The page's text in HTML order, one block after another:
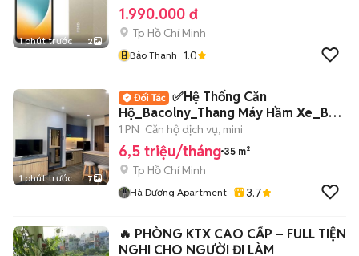
1 phút trước 2
1.990.000 đ
Tp Hồ Chí Minh
BBảo Thanh 1.0
1 phút trước 7
✅Hệ Thống Căn
Hộ_Bacolny_Thang Máy Hầm Xe_Bảo
Vệ_Chu Văn An Bình Thạnh
1 PN Căn hộ dịch vụ, mini
6,5 triệu/tháng 35 m²
Tp Hồ Chí Minh
Hà Dương Apartment 3.7
🔥 PHÒNG KTX CAO CẤP – FULL TIỆN
NGHI CHO NGƯỜI ĐI LÀM